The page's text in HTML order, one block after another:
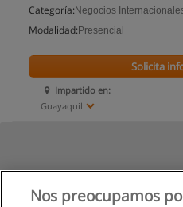
Categoría: Negocios
Modalidad: Presencial
Impartido en:
Guayaquil
Solicita
Nos preocupamos